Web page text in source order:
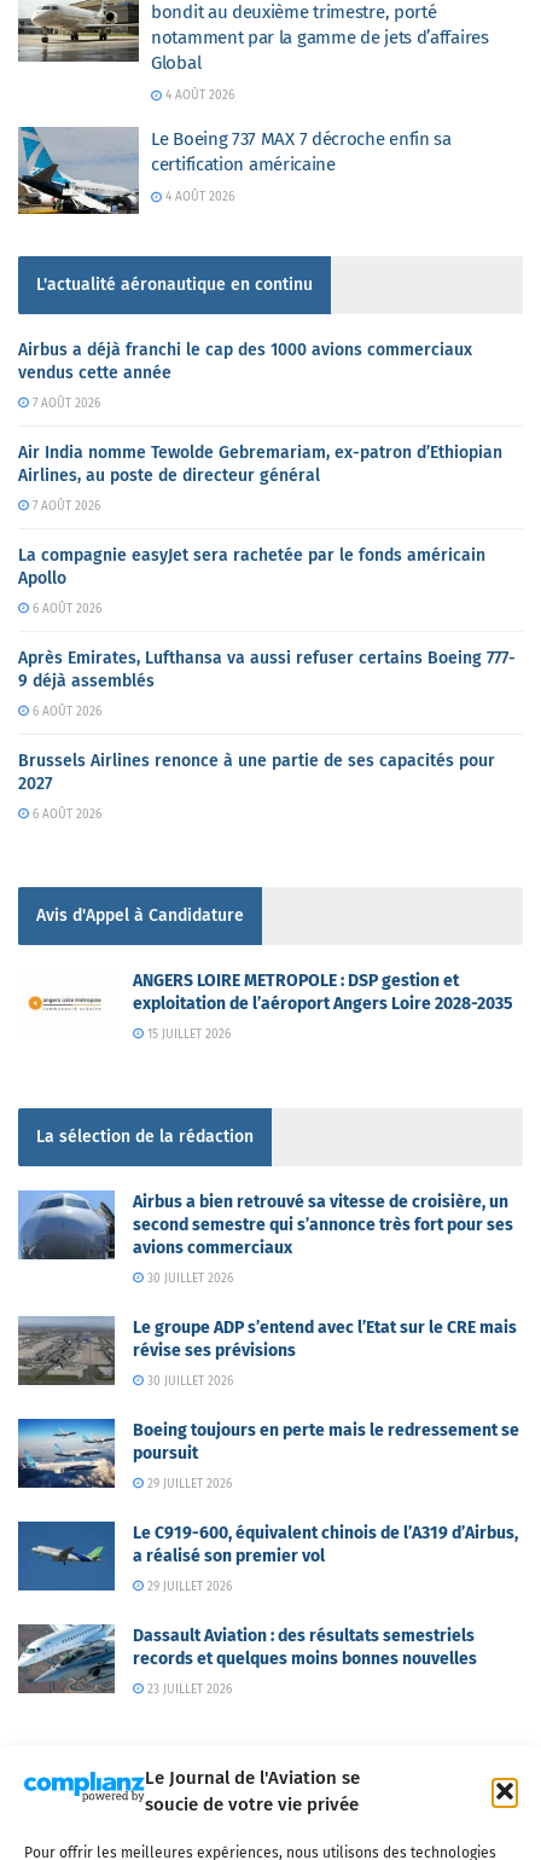
Le Journal de l'Aviation se
soucie de votre vie privée
Pour offrir les meilleures expériences, nous utilisons des technologies
bondit au deuxième trimestre, porté
notamment par la gamme de jets d’affaires
Global
4 AOÛT 2026
Le Boeing 737 MAX 7 décroche enfin sa
certification américaine
4 AOÛT 2026
L'actualité aéronautique en continu
Airbus a déjà franchi le cap des 1000 avions commerciaux
vendus cette année
7 AOÛT 2026
Air India nomme Tewolde Gebremariam, ex-patron d’Ethiopian
Airlines, au poste de directeur général
7 AOÛT 2026
La compagnie easyJet sera rachetée par le fonds américain
Apollo
6 AOÛT 2026
Après Emirates, Lufthansa va aussi refuser certains Boeing 777-
9 déjà assemblés
6 AOÛT 2026
Brussels Airlines renonce à une partie de ses capacités pour
2027
6 AOÛT 2026
Avis d'Appel à Candidature
ANGERS LOIRE METROPOLE : DSP gestion et
exploitation de l’aéroport Angers Loire 2028-2035
15 JUILLET 2026
La sélection de la rédaction
Airbus a bien retrouvé sa vitesse de croisière, un
second semestre qui s’annonce très fort pour ses
avions commerciaux
30 JUILLET 2026
Le groupe ADP s’entend avec l’Etat sur le CRE mais
révise ses prévisions
30 JUILLET 2026
Boeing toujours en perte mais le redressement se
poursuit
29 JUILLET 2026
Le C919-600, équivalent chinois de l’A319 d’Airbus,
a réalisé son premier vol
29 JUILLET 2026
Dassault Aviation : des résultats semestriels
records et quelques moins bonnes nouvelles
23 JUILLET 2026